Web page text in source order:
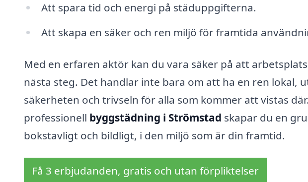
Att spara tid och energi på städuppgifterna.
Att skapa en säker och ren miljö för framtida
Med en erfaren aktör kan du vara säker på att
nästa steg. Det handlar inte bara om att ha en ren lokal,
säkerheten och trivseln för alla som kommer att vistas
professionell byggstädning i Strömstad skapar du en
bokstavligt och bildligt, i den miljö som är din framtid.
Få 3 erbjudanden, gratis och utan förpliktelser